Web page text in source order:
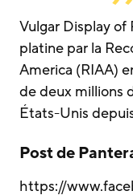
Vulgar Display
platine par la
America (RIAA)
de deux millions
États-Unis
Post de
https://